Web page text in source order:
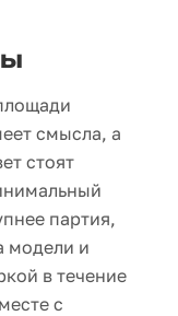
смысла, а
стоят
партия,
модели и
в течение
с